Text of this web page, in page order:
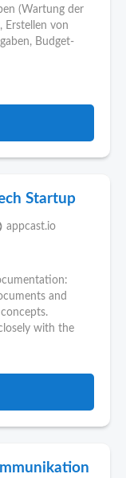
(Wartung der
Erstellen von
Budget-
Startup
appcast.io
and
with the